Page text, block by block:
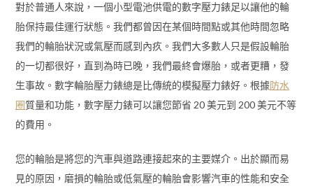
對於普通人來說，一個小型電池供電的數字壓力錶足以讓他的輪
胎保持最佳運行狀態。我們都曾因在某個時間點或其他時間忽略
我們的輪胎狀況或氣壓而感到內疚。我們大多數人只是假設輪胎
的一切都很好，直到為時已晚，我們最終會爆胎，或者更糟，發
生事故。數字輪胎壓力錶總是比傳統的模擬壓力錶好。根據防水
圈質量和功能，數字壓力錶可以讓您節省 20 美元到 200 美元不等
的費用。
您的輪胎是將您的汽車與道路連接起來的主要媒介。出於顯而易
見的原因，磨損的輪胎或低氣壓的輪胎會影響汽車的性能和安全